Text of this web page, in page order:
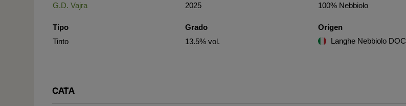
G.D. Vajra
Tipo
Tinto
2025
Grado
13.5% vol.
100% Nebbiolo
Origen
Langhe Nebbiolo DOC
CATA